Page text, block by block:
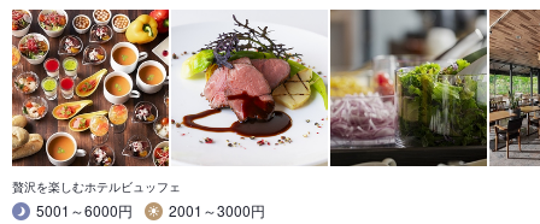
贅沢を楽しむホテルビュッフェ
5001～6000円
2001～3000円